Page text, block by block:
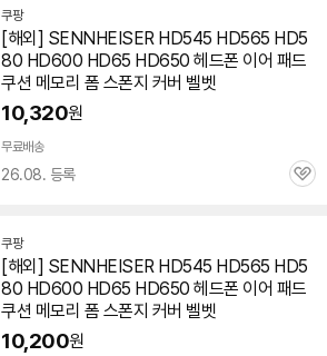
쿠팡
[해외] SENNHEISER HD545 HD565 HD5
80 HD600 HD65 HD650 헤드폰 이어 패드
쿠션 메모리 폼 스폰지 커버 벨벳
10,320원
무료배송
26.08. 등록
관
쿠팡
[해외] SENNHEISER HD545 HD565 HD5
80 HD600 HD65 HD650 헤드폰 이어 패드
쿠션 메모리 폼 스폰지 커버 벨벳
10,200원